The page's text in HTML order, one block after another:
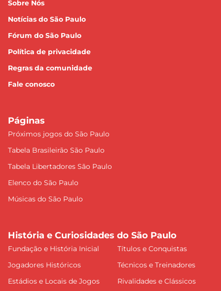
Sobre Nós
Notícias do São Paulo
Fórum do São Paulo
Política de privacidade
Regras da comunidade
Fale conosco
Páginas
Próximos jogos do São Paulo
Tabela Brasileirão São Paulo
Tabela Libertadores São Paulo
Elenco do São Paulo
Músicas do São Paulo
História e Curiosidades do São Paulo
Fundação e História Inicial
Títulos e Conquistas
Jogadores Históricos
Técnicos e Treinadores
Estádios e Locais de Jogos
Rivalidades e Clássicos